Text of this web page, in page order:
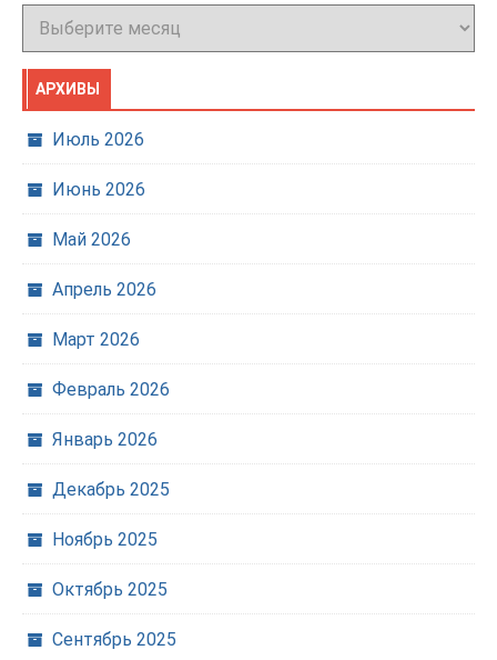
Архивы
АРХИВЫ
Июль 2026
Июнь 2026
Май 2026
Апрель 2026
Март 2026
Февраль 2026
Январь 2026
Декабрь 2025
Ноябрь 2025
Октябрь 2025
Сентябрь 2025